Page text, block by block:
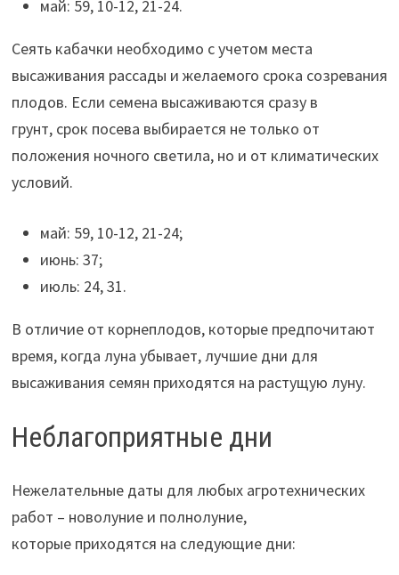
май: 59, 10-12, 21-24.
Сеять кабачки необходимо с учетом места
высаживания рассады и желаемого срока созревания
плодов. Если семена высаживаются сразу в
грунт, срок посева выбирается не только от
положения ночного светила, но и от климатических
условий.
май: 59, 10-12, 21-24;
июнь: 37;
июль: 24, 31.
В отличие от корнеплодов, которые предпочитают
время, когда луна убывает, лучшие дни для
высаживания семян приходятся на растущую луну.
Неблагоприятные дни
Нежелательные даты для любых агротехнических
работ – новолуние и полнолуние,
которые приходятся на следующие дни: